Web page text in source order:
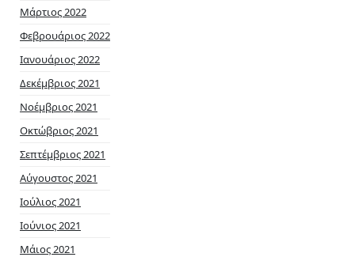
Μάρτιος 2022
Φεβρουάριος 2022
Ιανουάριος 2022
Δεκέμβριος 2021
Νοέμβριος 2021
Οκτώβριος 2021
Σεπτέμβριος 2021
Αύγουστος 2021
Ιούλιος 2021
Ιούνιος 2021
Μάιος 2021